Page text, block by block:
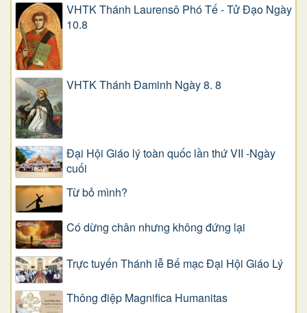
VHTK Thánh Laurensô Phó Tế - Tử Đạo Ngày
10.8
VHTK Thánh Đaminh Ngày 8. 8
Đại Hội Giáo lý toàn quốc lần thứ VII -Ngày
cuối
Từ bỏ mình?
Có dừng chân nhưng không đứng lại
Trực tuyến Thánh lễ Bế mạc Đại Hội Giáo Lý
Thông điệp Magnifica Humanitas